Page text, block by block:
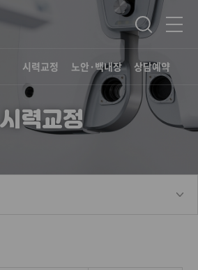
시력교정 노안·백내장 상담예약
시력교정